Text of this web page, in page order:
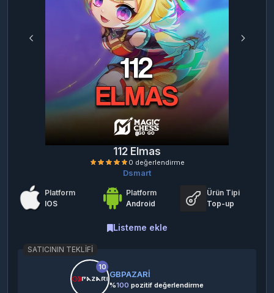
112 Elmas
Dsmart
Platform
IOS
Platform
Android
Ürün Tipi
Top-up
Listeme ekle
SATICININ TEKLIFI
10
GBPAZARİ
%100 pozitif değerlendirme